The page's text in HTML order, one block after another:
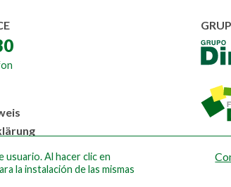
usuario. Al hacer clic en
la instalación de las mismas